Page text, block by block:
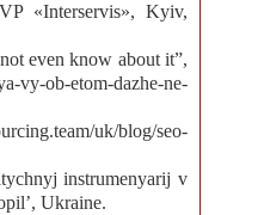
«Interservis», Kyiv,
even know about it”,
ob-etom-dazhe-ne-
uk/blog/seo-
instrumenyarij v
Ukraine.